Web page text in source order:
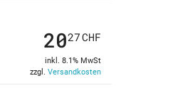
2027CHF
inkl. 8.1% MwSt
zzgl. Versandkosten